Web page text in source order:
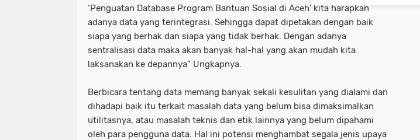
‘Penguatan Database Program Bantuan Sosial di Aceh’ kita harapkan
adanya data yang terintegrasi. Sehingga dapat dipetakan dengan baik
siapa yang berhak dan siapa yang tidak berhak. Dengan adanya
sentralisasi data maka akan banyak hal-hal yang akan mudah kita
laksanakan ke depannya” Ungkapnya.
Berbicara tentang data memang banyak sekali kesulitan yang dialami dan
dihadapi baik itu terkait masalah data yang belum bisa dimaksimalkan
utilitasnya, atau masalah teknis dan etik lainnya yang belum dipahami
oleh para pengguna data. Hal ini potensi menghambat segala jenis upaya